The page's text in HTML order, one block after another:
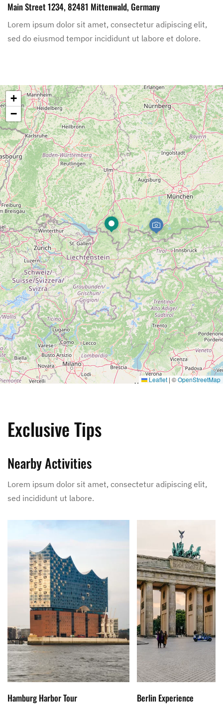
Main Street 1234, 82481 Mittenwald, Germany
Lorem ipsum dolor sit amet, consectetur adipiscing elit,
sed do eiusmod tempor incididunt ut labore et dolore.
+
−
Leaflet | ©OpenStreetMap
Exclusive Tips
Nearby Activities
Lorem ipsum dolor sit amet, consectetur adipiscing elit,
sed incididunt ut labore.
Hamburg Harbor Tour Berlin Experience